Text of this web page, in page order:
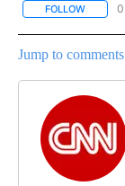
FOLLOW
Jump to